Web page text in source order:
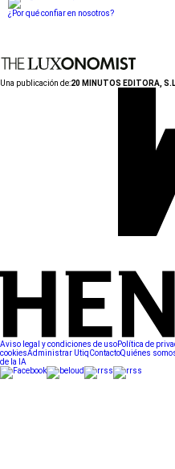
¿Por qué confiar en nosotros?
Una publicación de:20 MINUTOS EDITORA,
Aviso legal y condiciones de usoPolítica de
cookiesAdministrar UtiqContactoQuiénes
de la IA